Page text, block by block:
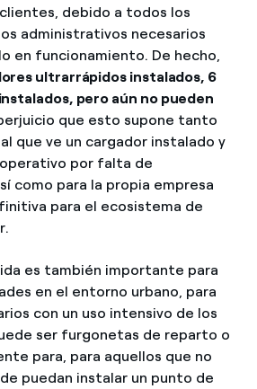
debido a todos los
administrativos necesarios
en funcionamiento. De hecho,
ultrarrápidos instalados, 6
pero aún no pueden
perjuicio que esto supone tanto
que ve un cargador instalado y
por falta de
como para la propia empresa
para el ecosistema de
es también importante para
en el entorno urbano, para
con un uso intensivo de los
ser furgonetas de reparto o
para, para aquellos que no
puedan instalar un punto de